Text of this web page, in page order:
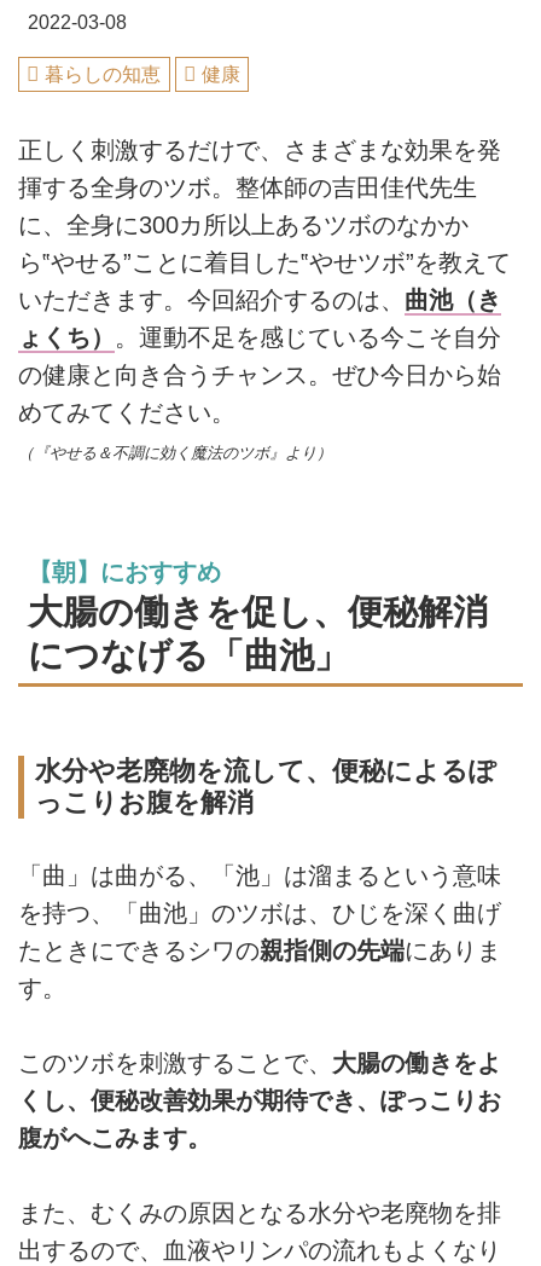
2022-03-08
暮らしの知恵 健康
正しく刺激するだけで、さまざまな効果を発
揮する全身のツボ。整体師の吉田佳代先生
に、全身に300カ所以上あるツボのなかか
ら‟やせる”ことに着目した‟やせツボ”を教えて
いただきます。今回紹介するのは、 曲池（き
ょくち） 。運動不足を感じている今こそ自分
の健康と向き合うチャンス。ぜひ今日から始
めてみてください。
（『やせる＆不調に効く魔法のツボ』より）
【朝】におすすめ
大腸の働きを促し、便秘解消
につなげる「曲池」
水分や老廃物を流して、便秘によるぽ
っこりお腹を解消
「曲」は曲がる、「池」は溜まるという意味
を持つ、「曲池」のツボは、ひじを深く曲げ
たときにできるシワの親指側の先端にありま
す。
このツボを刺激することで、 大腸の働きをよ
くし、便秘改善効果が期待でき、ぽっこりお
腹がへこみます。
また、むくみの原因となる水分や老廃物を排
出するので、血液やリンパの流れもよくなり